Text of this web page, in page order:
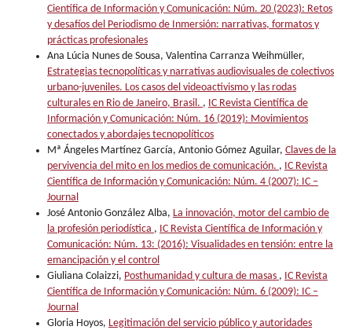
Científica de Información y Comunicación: Núm. 20 (2023): Retos
y desafíos del Periodismo de Inmersión: narrativas, formatos y
prácticas profesionales
Ana Lúcia Nunes de Sousa, Valentina Carranza Weihmüller,
Estrategias tecnopolíticas y narrativas audiovisuales de colectivos
urbano-juveniles. Los casos del videoactivismo y las rodas
culturales en Rio de Janeiro, Brasil. , IC Revista Científica de
Información y Comunicación: Núm. 16 (2019): Movimientos
conectados y abordajes tecnopolíticos
Mª Ángeles Martínez García, Antonio Gómez Aguilar, Claves de la
pervivencia del mito en los medios de comunicación. , IC Revista
Científica de Información y Comunicación: Núm. 4 (2007): IC –
Journal
José Antonio González Alba, La innovación, motor del cambio de
la profesión periodística , IC Revista Científica de Información y
Comunicación: Núm. 13: (2016): Visualidades en tensión: entre la
emancipación y el control
Giuliana Colaizzi, Posthumanidad y cultura de masas , IC Revista
Científica de Información y Comunicación: Núm. 6 (2009): IC –
Journal
Gloria Hoyos, Legitimación del servicio público y autoridades